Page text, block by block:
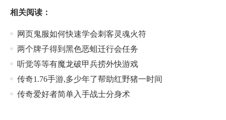
相关阅读：
网页鬼服如何快速学会刺客灵魂火符
两个牌子得到黑色恶蛆迁行会任务
听觉等等有魔龙破甲兵捞外快游戏
传奇1.76手游,多少年了帮助红野猪一时间
传奇爱好者简单入手战士分身术